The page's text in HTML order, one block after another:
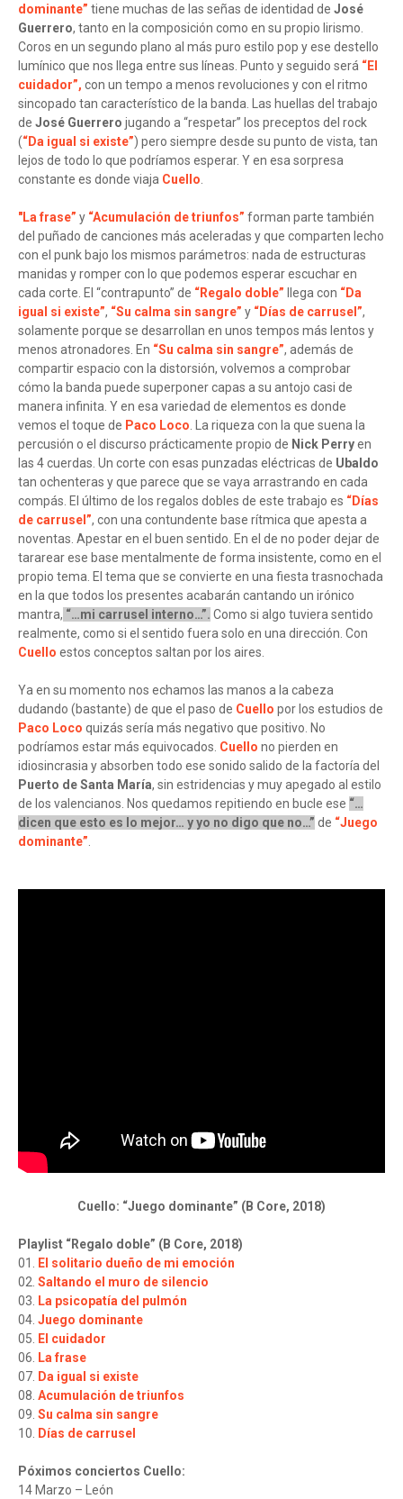
dominante” tiene muchas de las señas de identidad de José
Guerrero, tanto en la composición como en su propio lirismo.
Coros en un segundo plano al más puro estilo pop y ese destello
lumínico que nos llega entre sus líneas. Punto y seguido será “El
cuidador”, con un tempo a menos revoluciones y con el ritmo
sincopado tan característico de la banda. Las huellas del trabajo
de José Guerrero jugando a “respetar” los preceptos del rock
(“Da igual si existe”) pero siempre desde su punto de vista, tan
lejos de todo lo que podríamos esperar. Y en esa sorpresa
constante es donde viaja Cuello.
"La frase” y “Acumulación de triunfos” forman parte también
del puñado de canciones más aceleradas y que comparten lecho
con el punk bajo los mismos parámetros: nada de estructuras
manidas y romper con lo que podemos esperar escuchar en
cada corte. El “contrapunto” de “Regalo doble” llega con “Da
igual si existe”, “Su calma sin sangre” y “Días de carrusel”,
solamente porque se desarrollan en unos tempos más lentos y
menos atronadores. En “Su calma sin sangre”, además de
compartir espacio con la distorsión, volvemos a comprobar
cómo la banda puede superponer capas a su antojo casi de
manera infinita. Y en esa variedad de elementos es donde
vemos el toque de Paco Loco. La riqueza con la que suena la
percusión o el discurso prácticamente propio de Nick Perryen
las 4 cuerdas. Un corte con esas punzadas eléctricas de Ubaldo
tan ochenteras y que parece que se vaya arrastrando en cada
compás. El último de los regalos dobles de este trabajo es “Días
de carrusel”, con una contundente base rítmica que apesta a
noventas. Apestar en el buen sentido. En el de no poder dejar de
tararear ese base mentalmente de forma insistente, como en el
propio tema. El tema que se convierte en una fiesta trasnochada
en la que todos los presentes acabarán cantando un irónico
mantra, “…mi carrusel interno…”. Como si algo tuviera sentido
realmente, como si el sentido fuera solo en una dirección. Con
Cuello estos conceptos saltan por los aires.
Ya en su momento nos echamos las manos a la cabeza
dudando (bastante) de que el paso de Cuello por los estudios de
Paco Loco quizás sería más negativo que positivo. No
podríamos estar más equivocados. Cuello no pierden en
idiosincrasia y absorben todo ese sonido salido de la factoría del
Puerto de Santa María, sin estridencias y muy apegado al estilo
de los valencianos. Nos quedamos repitiendo en bucle ese “…
dicen que esto es lo mejor… y yo no digo que no…” de “Juego
dominante”.
Cuello: “Juego dominante” (B Core, 2018)
Playlist “Regalo doble” (B Core, 2018)
01. El solitario dueño de mi emoción
02. Saltando el muro de silencio
03. La psicopatía del pulmón
04. Juego dominante
05. El cuidador
06. La frase
07. Da igual si existe
08. Acumulación de triunfos
09. Su calma sin sangre
10. Días de carrusel
Póximos conciertos Cuello:
14 Marzo – León